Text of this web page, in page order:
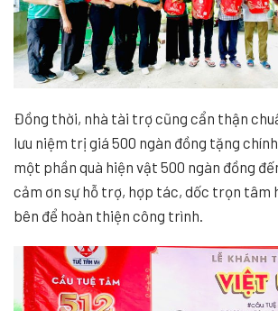
Đồng thời, nhà tài trợ cũng cẩn thận
lưu niệm trị giá 500 ngàn đồng tặng
một phần quà hiện vật 500 ngàn đồng
cảm ơn sự hỗ trợ, hợp tác, dốc trọn tâm
bên để hoàn thiện công trình.